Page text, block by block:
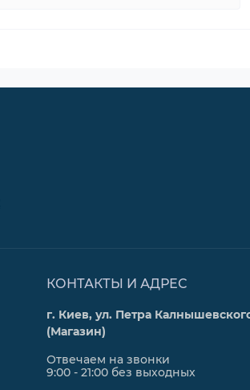
КОНТАКТЫ И АДРЕС
г. Киев, ул. Петра
(Магазин)
Отвечаем на звонки
9:00 - 21:00 без выходных